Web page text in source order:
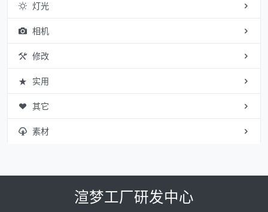
灯光
相机
修改
实用
其它
素材
渲梦工厂研发中心